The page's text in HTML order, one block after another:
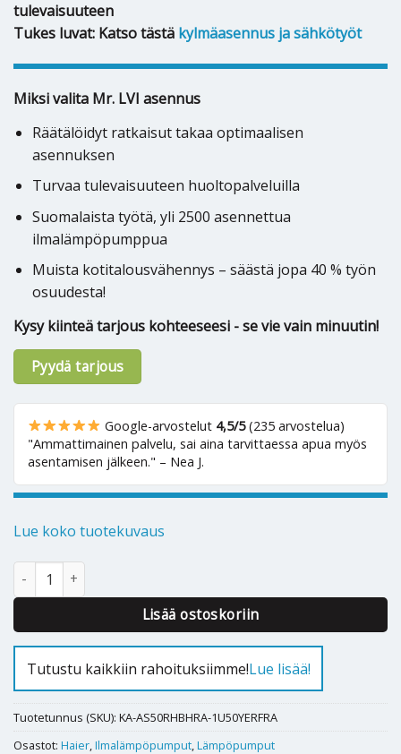
tulevaisuuteen
Tukes luvat: Katso tästä kylmäasennus ja sähkötyöt
Miksi valita Mr. LVI asennus
Räätälöidyt ratkaisut takaa optimaalisen
asennuksen
Turvaa tulevaisuuteen huoltopalveluilla
Suomalaista työtä, yli 2500 asennettua
ilmalämpöpumppua
Muista kotitalousvähennys – säästä jopa 40 % työn
osuudesta!
Kysy kiinteä tarjous kohteeseesi - se vie vain minuutin!
Google-arvostelut 4,5/5(235 arvostelua)
"Ammattimainen palvelu, sai aina tarvittaessa apua myös
asentamisen jälkeen." – Nea J.
Pyydä tarjous
Lue koko tuotekuvaus
Ilmalämpöpumppu Haier Revive 50 määrä
Lisää ostoskoriin
Alternative:
Tutustu kaikkiin rahoituksiimme!Lue lisää!
Tuotetunnus (SKU): KA-AS50RHBHRA-1U50YERFRA
Osastot: Haier,Ilmalämpöpumput,Lämpöpumput